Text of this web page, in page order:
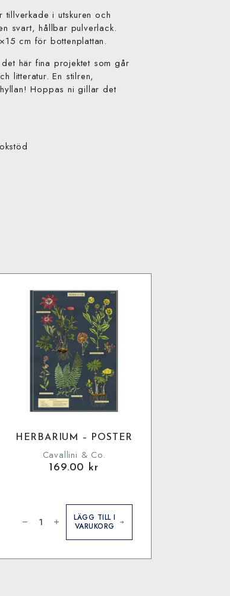
i utskuren och
svart, hållbar pulverlack.
cm för bottenplattan.
här fina projektet som går
litteratur. En stilren,
Hoppas ni gillar det
HERBARIUM – POSTER
Cavallini & Co.
169.00 kr
Poster
LÄGG TILL I
VARUKORG